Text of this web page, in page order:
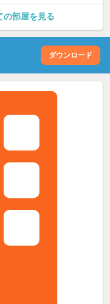
の部屋を見る
ダウンロード